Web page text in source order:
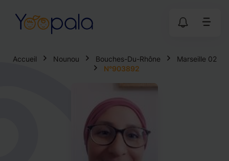
Accueil Nounou Bouches-Du-Rhône
Marseille 02
N°903892